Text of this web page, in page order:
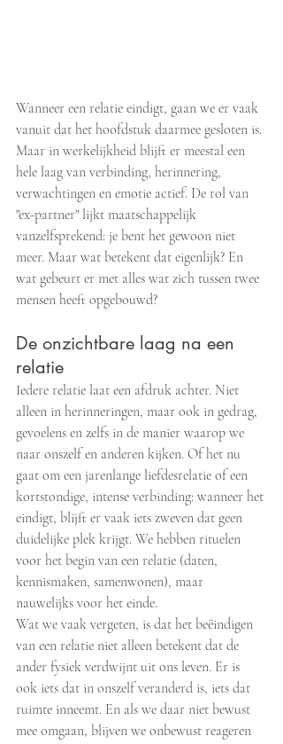
Wanneer een relatie eindigt, gaan we er vaak
vanuit dat het hoofdstuk daarmee gesloten is.
Maar in werkelijkheid blijft er meestal een
hele laag van verbinding, herinnering,
verwachtingen en emotie actief. De rol van
"ex-partner" lijkt maatschappelijk
vanzelfsprekend: je bent het gewoon niet
meer. Maar wat betekent dat eigenlijk? En
wat gebeurt er met alles wat zich tussen twee
mensen heeft opgebouwd?
De onzichtbare laag na een
relatie
Iedere relatie laat een afdruk achter. Niet
alleen in herinneringen, maar ook in gedrag,
gevoelens en zelfs in de manier waarop we
naar onszelf en anderen kijken. Of het nu
gaat om een jarenlange liefdesrelatie of een
kortstondige, intense verbinding: wanneer het
eindigt, blijft er vaak iets zweven dat geen
duidelijke plek krijgt. We hebben rituelen
voor het begin van een relatie (daten,
kennismaken, samenwonen), maar
nauwelijks voor het einde.
Wat we vaak vergeten, is dat het beëindigen
van een relatie niet alleen betekent dat de
ander fysiek verdwijnt uit ons leven. Er is
ook iets dat in onszelf veranderd is, iets dat
ruimte inneemt. En als we daar niet bewust
mee omgaan, blijven we onbewust reageren